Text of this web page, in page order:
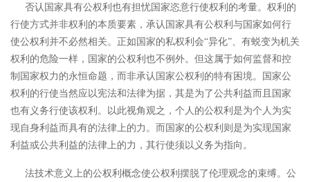
否认国家具有公权利也有担忧国家恣意行使权利的考量。权利的
行使方式并非权利的本质要素，承认国家具有公权利与国家如何行
使公权利并不必然相关。 正如国家的私权利会“异化”、有蜕变为机关
权利的危险一样，国家的公权利也不例外。但这属于如何监督和控
制国家权力的永恒命题，而非承认国家公权利的特有困境。国家公
权利的行使当然应以宪法和法律为据，其是为了公共利益而且国家
也有义务行使该权利。以此视角观之，个人的公权利是为个人为实
现自身利益而具有的法律上的力。而国家的公权利则是为实现国家
利益或公共利益的法律上的力，其行使须以义务为指向。
法技术意义上的公权利概念使公权利摆脱了伦理观念的束缚。公